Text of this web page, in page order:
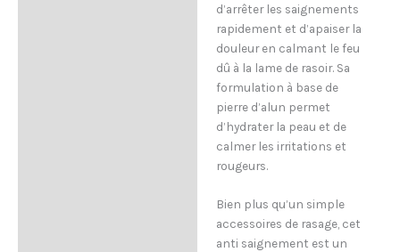
d’arrêter les saignements
rapidement et d’apaiser la
douleur en calmant le feu
dû à la lame de rasoir. Sa
formulation à base de
pierre d’alun permet
d’hydrater la peau et de
calmer les irritations et
rougeurs.
Bien plus qu’un simple
accessoires de rasage, cet
anti saignement est un